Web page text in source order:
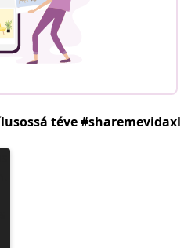
téve #sharemevidaxl